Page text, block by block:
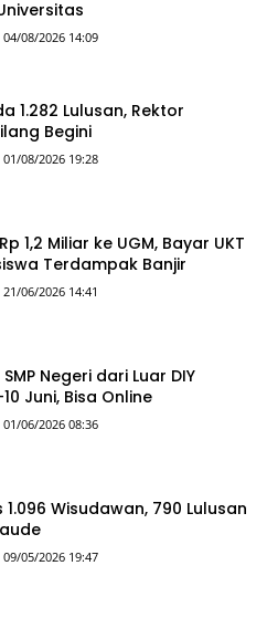
04/08/2026 14:09
1.282 Lulusan, Rektor
Begini
01/08/2026 19:28
1,2 Miliar ke UGM, Bayar UKT
Terdampak Banjir
21/06/2026 14:41
Negeri dari Luar DIY
Juni, Bisa Online
01/06/2026 08:36
1.096 Wisudawan, 790 Lulusan
09/05/2026 19:47